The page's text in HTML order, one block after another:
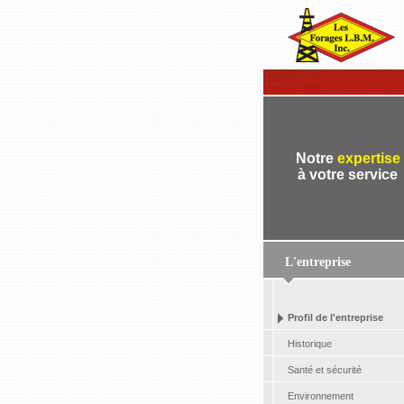
Notre expertise
à votre service
L'entreprise
Profil de l'entreprise
Historique
Santé et sécurité
Environnement